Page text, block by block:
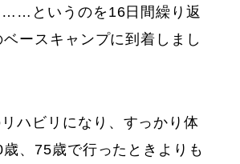
……というのを16日間繰り返
ースキャンプに到着しまし
ハビリになり、すっかり体
、75歳で行ったときよりも